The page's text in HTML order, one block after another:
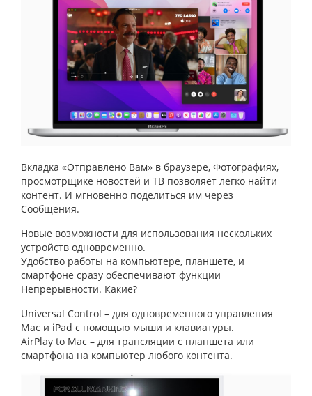
Вкладка «Отправлено Вам» в браузере, Фотографиях,
просмотрщике новостей и ТВ позволяет легко найти
контент. И мгновенно поделиться им через
Сообщения.
Новые возможности для использования нескольких
устройств одновременно.
Удобство работы на компьютере, планшете, и
смартфоне сразу обеспечивают функции
Непрерывности. Какие?
Universal Control – для одновременного управления
Mac и iPad с помощью мыши и клавиатуры.
AirPlay to Mac – для трансляции с планшета или
смартфона на компьютер любого контента.